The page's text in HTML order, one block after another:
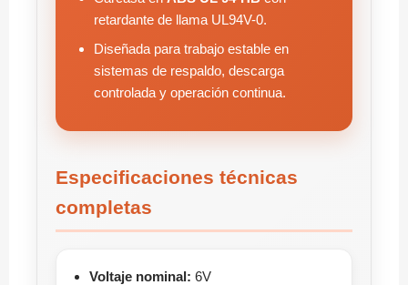
retardante de llama UL94V-0.
Diseñada para trabajo estable en
sistemas de respaldo, descarga
controlada y operación continua.
Especificaciones técnicas
completas
Voltaje nominal: 6V